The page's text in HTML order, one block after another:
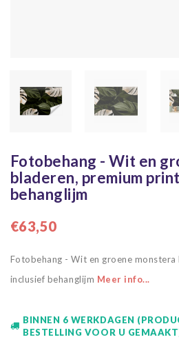
Fotobehang - Wit en
bladeren, premium
behanglijm
€63,50
Fotobehang - Wit en groene
inclusief behanglijm Meer info...
BINNEN 6 WERKDAGEN
BESTELLING VOOR U